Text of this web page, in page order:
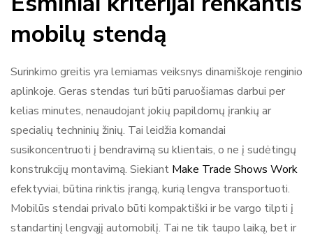
mobilų stendą
Surinkimo greitis yra lemiamas veiksnys dinamiškoje renginio
aplinkoje. Geras stendas turi būti paruošiamas darbui per
kelias minutes, nenaudojant jokių papildomų įrankių ar
specialių techninių žinių. Tai leidžia komandai
susikoncentruoti į bendravimą su klientais, o ne į sudėtingų
konstrukcijų montavimą. Siekiant Make Trade Shows Work
efektyviai, būtina rinktis įrangą, kurią lengva transportuoti.
Mobilūs stendai privalo būti kompaktiški ir be vargo tilpti į
standartinį lengvąjį automobilį. Tai ne tik taupo laiką, bet ir